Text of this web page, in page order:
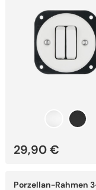
29,90€
Produktseite
Porzellan-Rahmen
Produkt